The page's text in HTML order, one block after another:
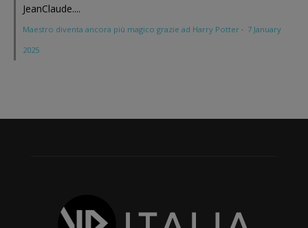
JeanClaude....
Maestro diventa ancora più magico grazie ad Harry Potter · 7 January
2025